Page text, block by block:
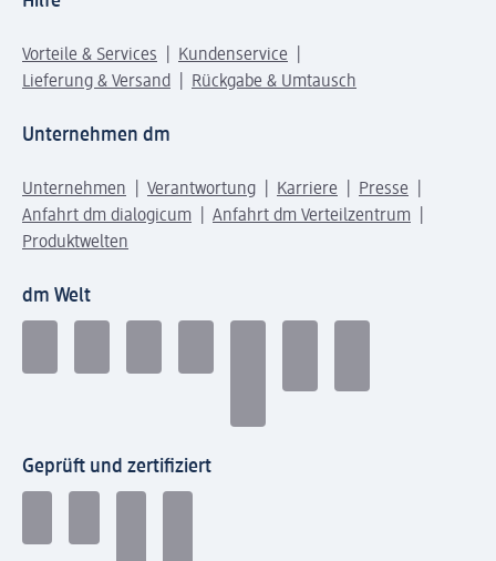
Vorteile & Services
Kundenservice
Lieferung & Versand
Rückgabe & Umtausch
Unternehmen dm
Unternehmen Verantwortung Karriere
Presse
Anfahrt dm dialogicum
Anfahrt dm Verteilzentrum
Produktwelten
dm Welt
Geprüft und zertifiziert